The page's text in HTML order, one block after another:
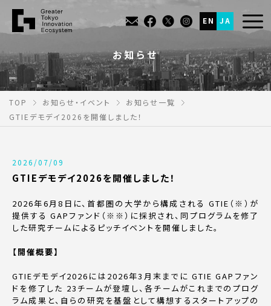
EN JA
お知らせ
TOP お知らせ・イベント
お知らせ一覧
GTIEデモデイ2026を開催しました！
2026/07/09
GTIEデモデイ2026を開催しました！
2026年6月8日に、首都圏の大学から構成される GTIE（※）が
提供する GAPファンド（※※）に採択され、同プログラムを修了
した研究チームによるピッチイベントを開催しました。
【開催概要】
GTIEデモデイ2026には2026年3月末までに GTIE GAPファン
ドを修了した 23チームが登壇し、各チームがこれまでのプログ
ラム成果と、自らの研究を基盤として構想するスタートアップの